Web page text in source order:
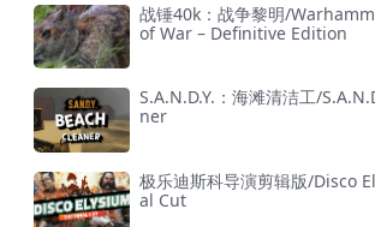
战锤40k：战争黎明/
of War – Definitive Edition
S.A.N.D.Y.：海滩清洁工/
ner
极乐迪斯科导演剪辑版/Disco
al Cut